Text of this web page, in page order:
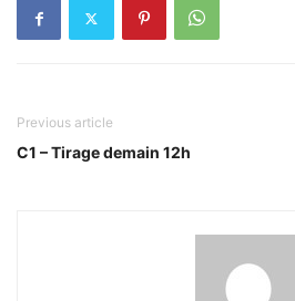
Previous article
C1 – Tirage demain 12h